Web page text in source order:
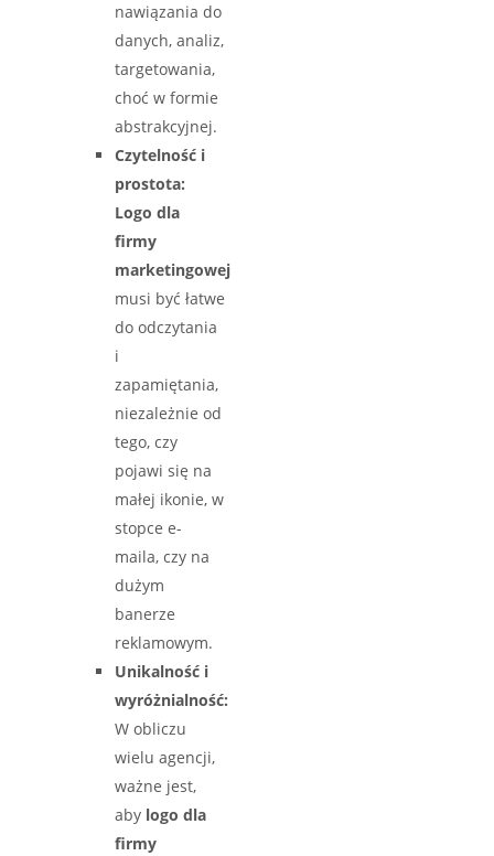
nawiązania do
danych, analiz,
targetowania,
choć w formie
abstrakcyjnej.
Czytelność i
prostota:
Logo dla
firmy
marketingowej
musi być łatwe
do odczytania
i
zapamiętania,
niezależnie od
tego, czy
pojawi się na
małej ikonie, w
stopce e-
maila, czy na
dużym
banerze
reklamowym.
Unikalność i
wyróżnialność:
W obliczu
wielu agencji,
ważne jest,
aby logo dla
firmy